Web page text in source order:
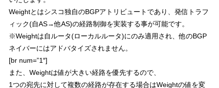
Weightとはシスコ独自のBGPアトリビュートであり、発信トラフ
ィック(自AS→他AS)の経路制御を実装する事が可能です。
※Weightは自ルータ(ローカルルータ)にのみ適用され、他のBGP
ネイバーにはアドバタイズされません。
[br num=”1″]
また、 Weightは値が大きい経路を優先するので、
1つの宛先に対して複数の経路が存在する場合はWeightの値を変